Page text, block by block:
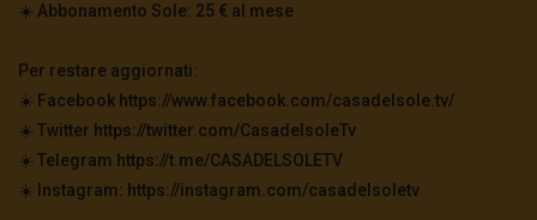
☀️ Abbonamento Sole: 25 € al mese
Per restare aggiornati:
☀️ Facebook https://www.facebook.com/casadelsole.tv/
☀️ Twitter https://twitter.com/CasadelsoleTv
☀️ Telegram https://t.me/CASADELSOLETV
☀️ Instagram: https://instagram.com/casadelsoletv